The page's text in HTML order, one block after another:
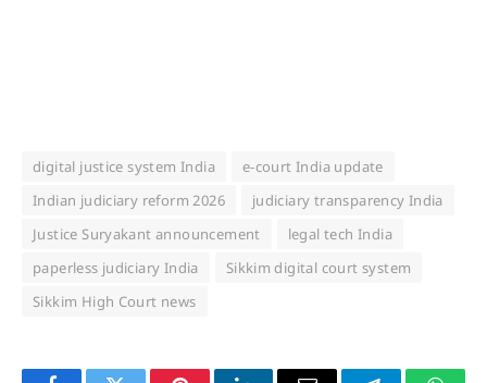
digital justice system India
e-court India update
Indian judiciary reform 2026
judiciary transparency India
Justice Suryakant announcement
legal tech India
paperless judiciary India
Sikkim digital court system
Sikkim High Court news